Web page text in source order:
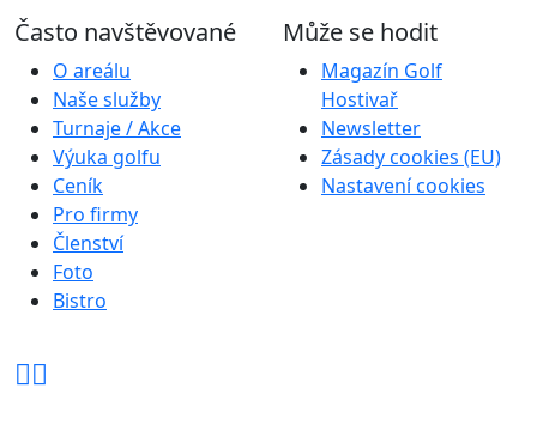
Často navštěvované
O areálu
Naše služby
Turnaje / Akce
Výuka golfu
Ceník
Pro firmy
Členství
Foto
Bistro
Může se hodit
Magazín Golf
Hostivař
Newsletter
Zásady cookies (EU)
Nastavení cookies